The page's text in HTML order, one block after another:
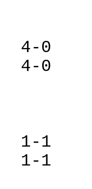
4-0
4-0
1-1
1-1